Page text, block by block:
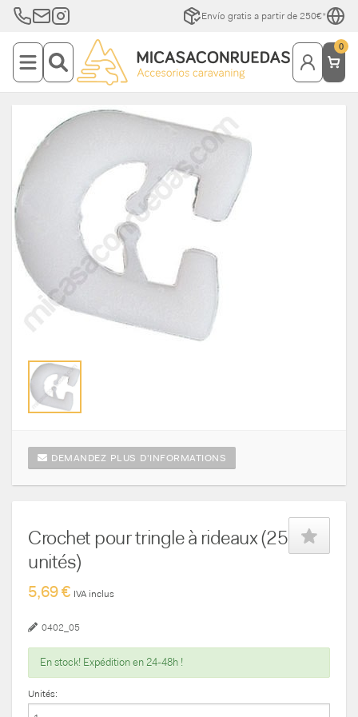
Envío gratis a partir de 250€*
0
DEMANDEZ PLUS D'INFORMATIONS
Crochet pour tringle à rideaux (25
unités)
5,69 € IVA inclus
0402_05
En stock! Expédition en 24-48h !
Unités: